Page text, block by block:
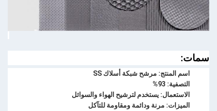
سمات:
اسم المنتج: مرشح شبكة أسلاك SS
التصفية: 93%
الاستعمال: يستخدم لترشيح الهواء والسوائل
الميزات: مرنة ودائمة ومقاومة للتآكل